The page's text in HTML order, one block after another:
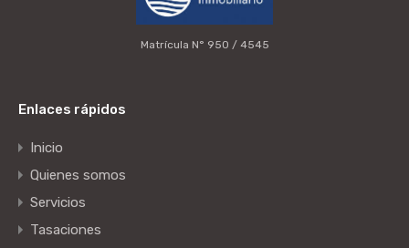
Matrícula N° 950 / 4545
Enlaces rápidos
Inicio
Quienes somos
Servicios
Tasaciones